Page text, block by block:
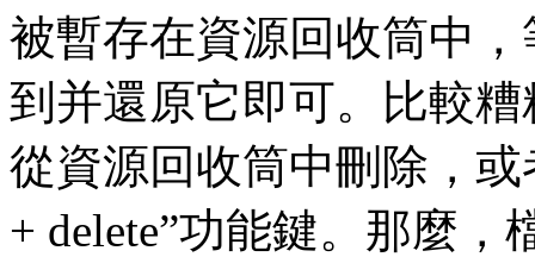
被暫存在資源回收筒中
到并還原它即可。比較
從資源回收筒中刪除，
+ delete”功能鍵。那麼